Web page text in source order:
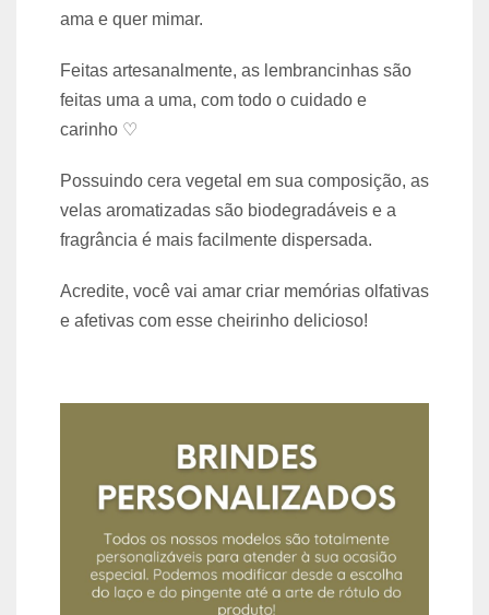
ama e quer mimar.
Feitas artesanalmente, as lembrancinhas são
feitas uma a uma, com todo o cuidado e
carinho ♡
Possuindo cera vegetal em sua composição, as
velas aromatizadas são biodegradáveis e a
fragrância é mais facilmente dispersada.
Acredite, você vai amar criar memórias olfativas
e afetivas com esse cheirinho delicioso!